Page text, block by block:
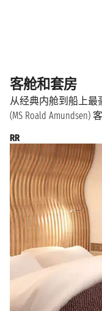
客舱和套房
从经典内舱到船上
(MS Roald Amundsen)
RR